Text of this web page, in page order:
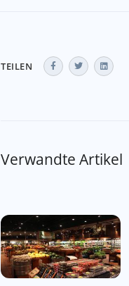
TEILEN
Verwandte Artikel